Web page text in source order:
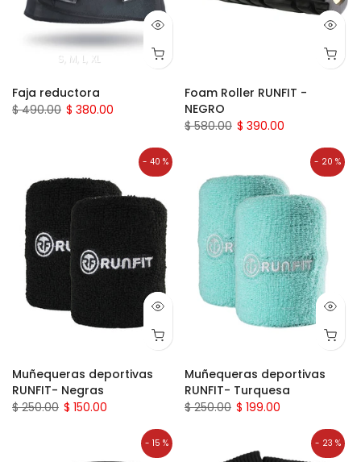
S M L XL
Faja reductora
$ 490.00 $ 380.00
Foam Roller RUNFIT -
NEGRO
$ 580.00 $ 390.00
- 40 %
Muñequeras deportivas
RUNFIT- Negras
$ 250.00 $ 150.00
- 20 %
Muñequeras deportivas
RUNFIT- Turquesa
$ 250.00 $ 199.00
- 15 % - 23 %